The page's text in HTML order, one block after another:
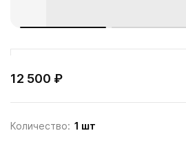
12 500 ₽
Количество: 1 шт